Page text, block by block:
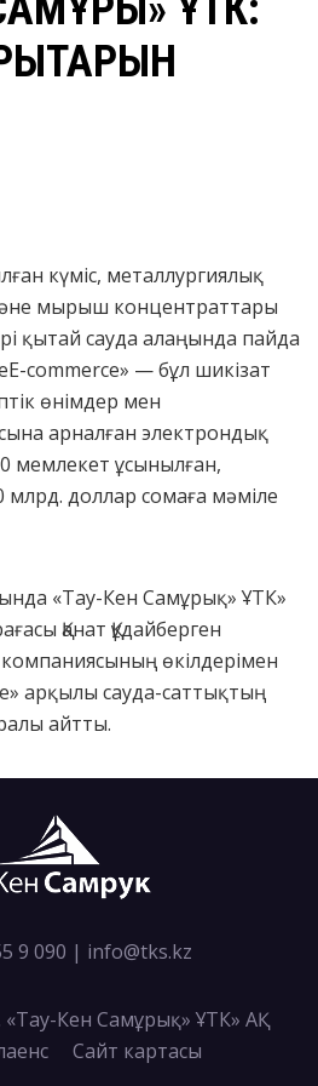
күміс, металлургиялық
мырыш концентраттары
қытай сауда алаңында пайда
commerce» — бұл шикізат
өнімдер мен
арналған электрондық
мемлекет ұсынылған,
доллар сомаға мәміле
«Тау-Кен Самұрық» ҰТК»
Қанат Құдайберген
өкілдерімен
арқылы сауда-саттықтың
айтты.
9 090 | info@tks.kz
Кен Самұрық» ҰТК» АҚ
Сайт картасы